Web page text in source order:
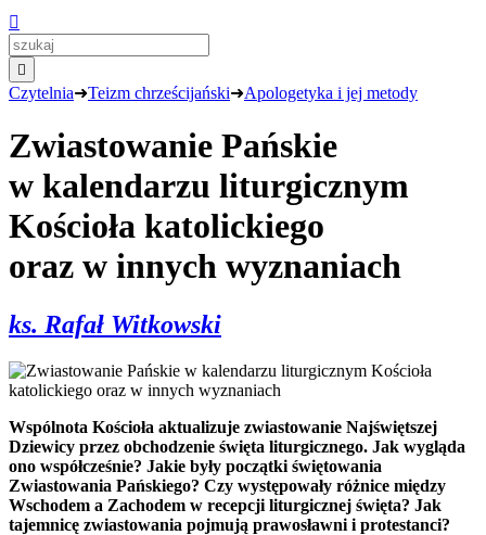


Czytelnia➜Teizm chrześcijański➜Apologetyka i jej metody
Zwiastowanie Pańskie
w kalendarzu liturgicznym
Kościoła katolickiego
oraz w innych wyznaniach
ks. Rafał Witkowski
Wspólnota Kościoła aktualizuje zwiastowanie Najświętszej
Dziewicy przez obchodzenie święta liturgicznego. Jak wygląda
ono współcześnie? Jakie były początki świętowania
Zwiastowania Pańskiego? Czy występowały różnice między
Wschodem a Zachodem w recepcji liturgicznej święta? Jak
tajemnicę zwiastowania pojmują prawosławni i protestanci?